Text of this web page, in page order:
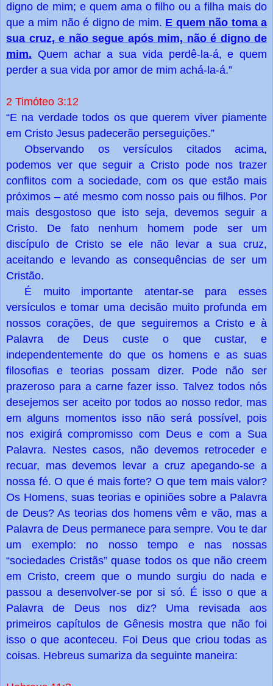
digno de mim; e quem ama o filho ou a filha mais do
que a mim não é digno de mim. E quem não toma a
sua cruz, e não segue após mim, não é digno de
mim. Quem achar a sua vida perdê-la-á, e quem
perder a sua vida por amor de mim achá-la-á.”
2 Timóteo 3:12
“E na verdade todos os que querem viver piamente
em Cristo Jesus padecerão perseguições.”
Observando os versículos citados acima,
podemos ver que seguir a Cristo pode nos trazer
conflitos com a sociedade, com os que estão mais
próximos – até mesmo com nosso pais ou filhos. Por
mais desgostoso que isto seja, devemos seguir a
Cristo. De fato nenhum homem pode ser um
discípulo de Cristo se ele não levar a sua cruz,
aceitando e levando as consequências de ser um
Cristão.
É muito importante atentar-se para esses
versículos e tomar uma decisão muito profunda em
nossos corações, de que seguiremos a Cristo e à
Palavra de Deus custe o que custar, e
independentemente do que os homens e as suas
filosofias e teorias possam dizer. Pode não ser
prazeroso para a carne fazer isso. Talvez todos nós
desejemos ser aceito por todos ao nosso redor, mas
em alguns momentos isso não será possível, pois
nos exigirá compromisso com Deus e com a Sua
Palavra. Nestes casos, não devemos retroceder e
recuar, mas devemos levar a cruz apegando-se a
nossa fé. O que é mais forte? O que tem mais valor?
Os Homens, suas teorias e opiniões sobre a Palavra
de Deus? As teorias dos homens vêm e vão, mas a
Palavra de Deus permanece para sempre. Vou te dar
um exemplo: no nosso tempo e nas nossas
“sociedades Cristãs” quase todos os que não creem
em Cristo, creem que o mundo surgiu do nada e
passou a desenvolver-se por si só. É isso o que a
Palavra de Deus nos diz? Uma revisada aos
primeiros capítulos de Gênesis mostra que não foi
isso o que aconteceu. Foi Deus que criou todas as
coisas. Hebreus sumariza da seguinte maneira: